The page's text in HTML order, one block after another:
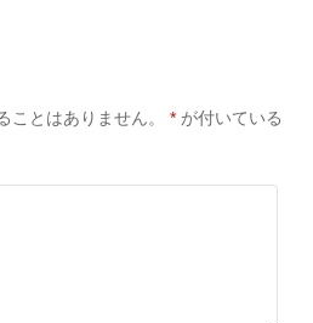
ことはありません。 * が付いている